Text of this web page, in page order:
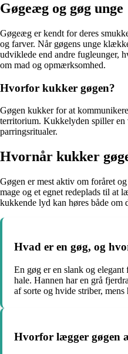
Gøgeæg og gøg unge
Gøgeæg er kendt for deres
og farver. Når gøgens unge
udviklede end andre fugleunger,
om mad og opmærksomhed.
Hvorfor kukker gøgen?
Gøgen kukker for at
territorium. Kukkelyden spiller
parringsritualer.
Hvornår kukker
Gøgen er mest aktiv om foråret
mage og et egnet redeplads til at
kukkende lyd kan høres både om
Hvad er en gøg, og
En gøg er en slank og
hale. Hannen har en grå
af sorte og hvide striber,
Hvorfor lægger gøgen